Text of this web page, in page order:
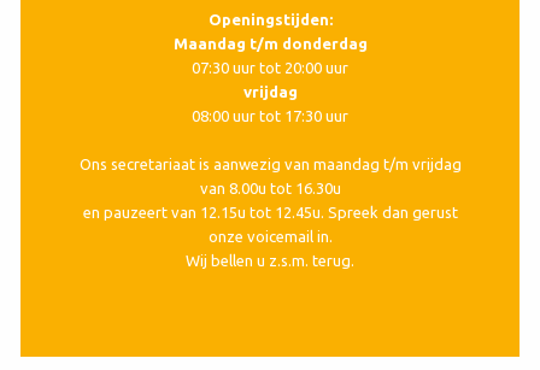
Openingstijden:
Maandag t/m donderdag
07:30 uur tot 20:00 uur
vrijdag
08:00 uur tot 17:30 uur
Ons secretariaat is aanwezig van maandag t/m vrijdag
van 8.00u tot 16.30u
en pauzeert van 12.15u tot 12.45u. Spreek dan gerust
onze voicemail in.
Wij bellen u z.s.m. terug.